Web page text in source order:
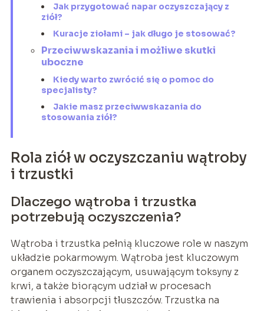
Jak przygotować napar oczyszczający z
ziół?
Kuracje ziołami – jak długo je stosować?
Przeciwwskazania i możliwe skutki
uboczne
Kiedy warto zwrócić się o pomoc do
specjalisty?
Jakie masz przeciwwskazania do
stosowania ziół?
Rola ziół w oczyszczaniu wątroby
i trzustki
Dlaczego wątroba i trzustka
potrzebują oczyszczenia?
Wątroba i trzustka pełnią kluczowe role w naszym
układzie pokarmowym. Wątroba jest kluczowym
organem oczyszczającym, usuwającym toksyny z
krwi, a także biorącym udział w procesach
trawienia i absorpcji tłuszczów. Trzustka na